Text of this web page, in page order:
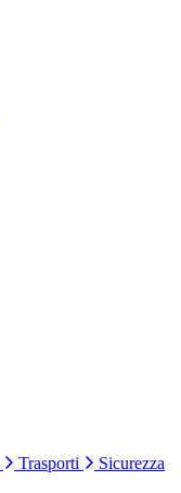
Trasporti
Sicurezza